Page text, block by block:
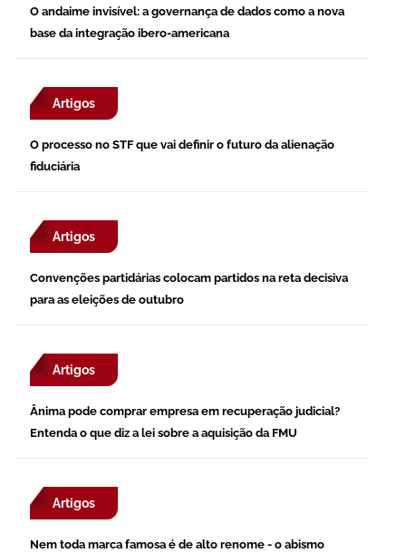
O andaime invisível: a governança de dados como a nova
base da integração ibero-americana
Artigos
O processo no STF que vai definir o futuro da alienação
fiduciária
Artigos
Convenções partidárias colocam partidos na reta decisiva
para as eleições de outubro
Artigos
Ânima pode comprar empresa em recuperação judicial?
Entenda o que diz a lei sobre a aquisição da FMU
Artigos
Nem toda marca famosa é de alto renome - o abismo